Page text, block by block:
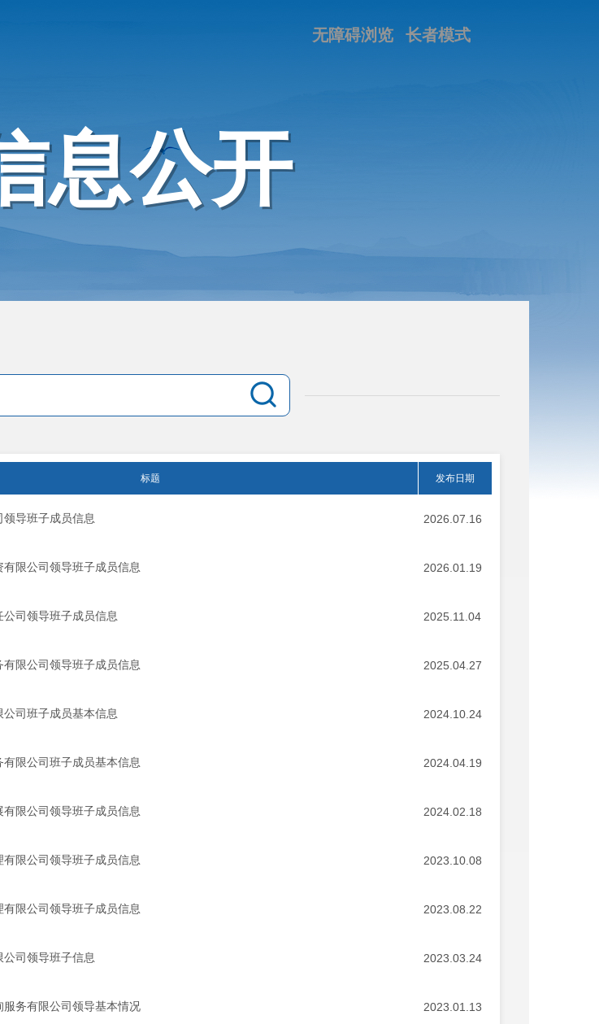
长者模式
无障碍浏览
息公开
标题 发布日期
导班子成员信息 2026.07.16
限公司领导班子成员信息 2026.01.19
司领导班子成员信息 2025.11.04
限公司领导班子成员信息 2025.04.27
司班子成员基本信息 2024.10.24
限公司班子成员基本信息 2024.04.19
限公司领导班子成员信息 2024.02.18
限公司领导班子成员信息 2023.10.08
限公司领导班子成员信息 2023.08.22
司领导班子信息 2023.03.24
务有限公司领导基本情况 2023.01.13